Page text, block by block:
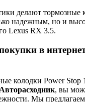
делают тормозные
надежным, но и
Lexus RX 3.5.
в
колодки Power Stop
Авторасходник, вы
Мы